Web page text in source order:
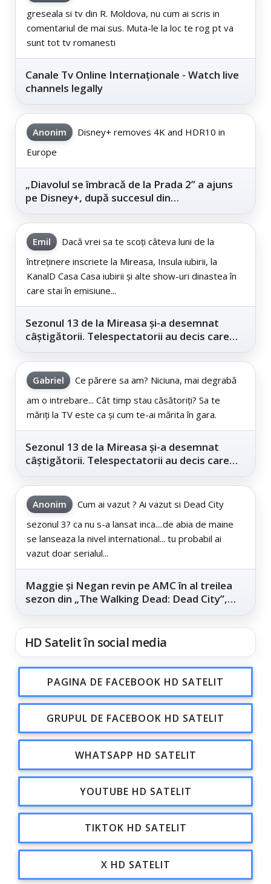
greseala si tv din R. Moldova, nu cum ai scris in
comentariul de mai sus. Muta-le la loc te rog pt va
sunt tot tv romanesti
Canale Tv Online Internaționale - Watch live
channels legally
Anonim
Disney+ removes 4K and HDR10 in
Europe
„Diavolul se îmbracă de la Prada 2” a ajuns
pe Disney+, după succesul din
Emil
Dacă vrei sa te scoți câteva luni de la
întreținere inscriete la Mireasa, Insula iubirii, la
KanalD Casa Casa iubirii și alte show-uri dinastea în
care stai în emisiune...
Sezonul 13 de la Mireasa și-a desemnat
câștigătorii. Telespectatorii au decis care
Gabriel
Ce părere sa am? Niciuna, mai degrabă
am o intrebare... Cât timp stau căsătoriți? Sa te
măriți la TV este ca și cum te-ai mărita în gara.
Sezonul 13 de la Mireasa și-a desemnat
câștigătorii. Telespectatorii au decis care
Anonim
Cum ai vazut ? Ai vazut si Dead City
sezonul 3? ca nu s-a lansat inca....de abia de maine
se lanseaza la nivel international... tu probabil ai
vazut doar serialul...
Maggie și Negan revin pe AMC în al treilea
sezon din „The Walking Dead: Dead City”,
HD Satelit în social media
PAGINA DE FACEBOOK HD SATELIT
GRUPUL DE FACEBOOK HD SATELIT
WHATSAPP HD SATELIT
YOUTUBE HD SATELIT
TIKTOK HD SATELIT
X HD SATELIT